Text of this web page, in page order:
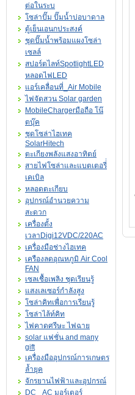
ต่อในระบ
โซล่าปั๊ม ปั๊มน้ำบ่อบาดาล
ตู้เย็นเอนกประสงค์
ชุดปั๊มน้ำพร้อมแผงโซล่า
เซลล์
สปอร์ตไลท์SpotlightLED
หลอดไฟLED
แอร์เคลื่อนที่_Air Mobile
ไฟจัดสวน Solar garden
MobileChargerมือถือ โน๊
ตบุ๊ค
ชุดโซล่าไฮเทค
SolarHitech
ตะเกียงพลังแสงอาทิตย์
สายไฟโซล่าและแบตเตอรี่่
เคเบิล
หลอดตะเกียบ
อุปกรณ์อำนวยความ
สะดวก
เครื่องตั้ง
เวลาDigi12VDC/220AC
เครื่องมือช่างไฮเทค
เครืองลดอุณหภูมิ Air Cool
FAN
เซลเชื้อเพลิง ชุดเรียนรู้
แสงเลเซอร์กำลังสูง
โซล่าคิทเพื่อการเรียนรู้
โซล่าไล้ท์คิท
ไฟคาดศรีษะ ไฟฉาย
solar แฟชั่น and many
gift
เครื่องมืออุปกรณ์การเกษตร
ล้ำยุค
จักรยานไฟฟ้าและอุปกรณ์
DC _AC มอร์เตอร์